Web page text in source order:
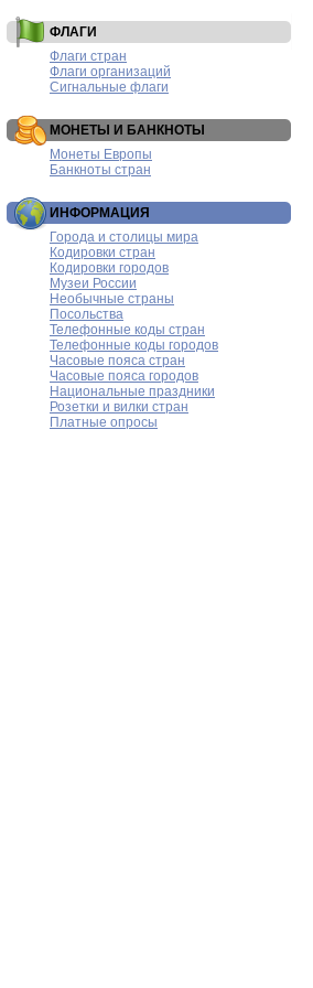
ФЛАГИ
Флаги стран
Флаги организаций
Сигнальные флаги
МОНЕТЫ И БАНКНОТЫ
Монеты Европы
Банкноты стран
ИНФОРМАЦИЯ
Города и столицы мира
Кодировки стран
Кодировки городов
Музеи России
Необычные страны
Посольства
Телефонные коды стран
Телефонные коды городов
Часовые пояса стран
Часовые пояса городов
Национальные праздники
Розетки и вилки стран
Платные опросы